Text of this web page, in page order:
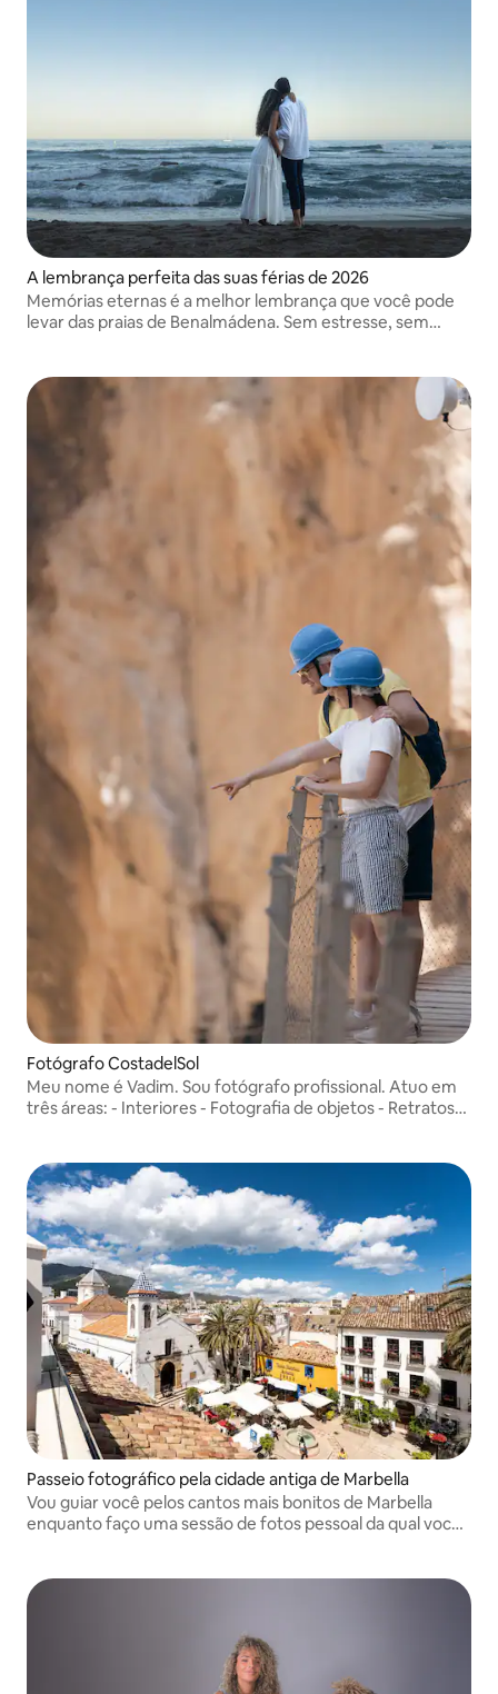
A lembrança perfeita das suas férias de 2026
Memórias eternas é a melhor lembrança que você pode
levar das praias de Benalmádena. Sem estresse, sem
Fotógrafo CostadelSol
Meu nome é Vadim. Sou fotógrafo profissional. Atuo em
três áreas: - Interiores - Fotografia de objetos - Retratos
Passeio fotográfico pela cidade antiga de Marbella
Vou guiar você pelos cantos mais bonitos de Marbella
enquanto faço uma sessão de fotos pessoal da qual você